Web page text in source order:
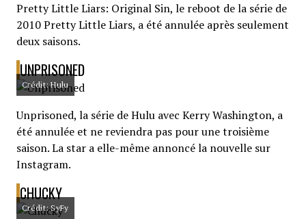
Pretty Little Liars: Original Sin, le reboot de la série de
2010 Pretty Little Liars, a été annulée après seulement
deux saisons.
UNPRISONED
Crédit: Hulu
Unprisoned, la série de Hulu avec Kerry Washington, a
été annulée et ne reviendra pas pour une troisième
saison. La star a elle-même annoncé la nouvelle sur
Instagram.
CHUCKY
Crédit: SyFy